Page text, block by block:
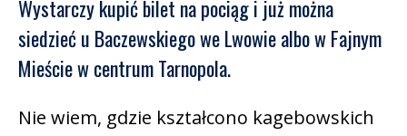
Wystarczy kupić bilet na pociąg i już można
siedzieć u Baczewskiego we Lwowie albo w Fajnym
Mieście w centrum Tarnopola.
Nie wiem, gdzie kształcono kagebowskich